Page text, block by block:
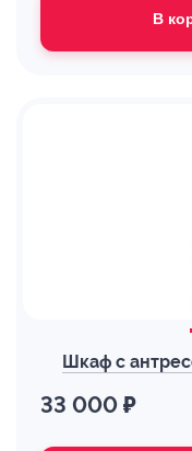
В
Шкаф с
33 000 ₽